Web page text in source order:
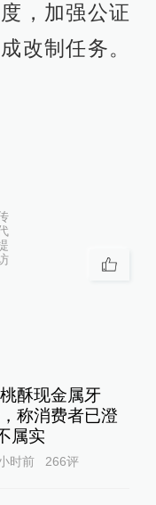
，加强公证
改制任务。
酥现金属牙
称消费者已澄
属实
时前 266评